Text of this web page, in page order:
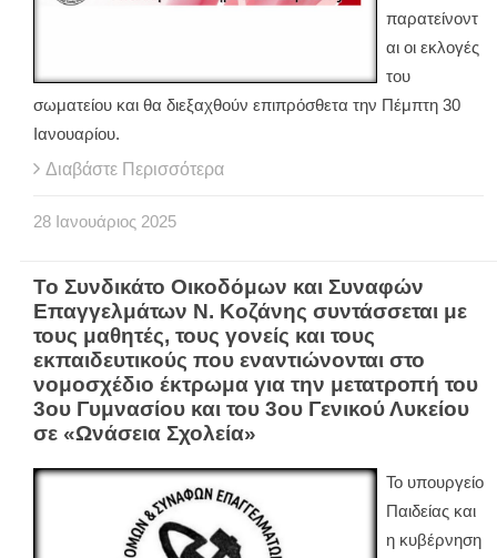
παρατείνοντ
αι οι εκλογές
του
σωματείου και θα διεξαχθούν επιπρόσθετα την Πέμπτη 30
Ιανουαρίου.
Διαβάστε Περισσότερα
28 Ιανουάριος 2025
Το Συνδικάτο Οικοδόμων και Συναφών
Επαγγελμάτων Ν. Κοζάνης συντάσσεται με
τους μαθητές, τους γονείς και τους
εκπαιδευτικούς που εναντιώνονται στο
νομοσχέδιο έκτρωμα για την μετατροπή του
3ου Γυμνασίου και του 3ου Γενικού Λυκείου
σε «Ωνάσεια Σχολεία»
Το υπουργείο
Παιδείας και
η κυβέρνηση